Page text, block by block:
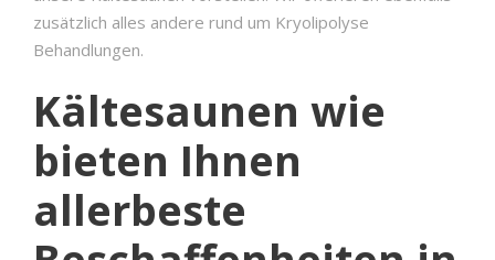
zusätzlich alles andere rund um Kryolipolyse
Behandlungen.
Kältesaunen wie
bieten Ihnen
allerbeste